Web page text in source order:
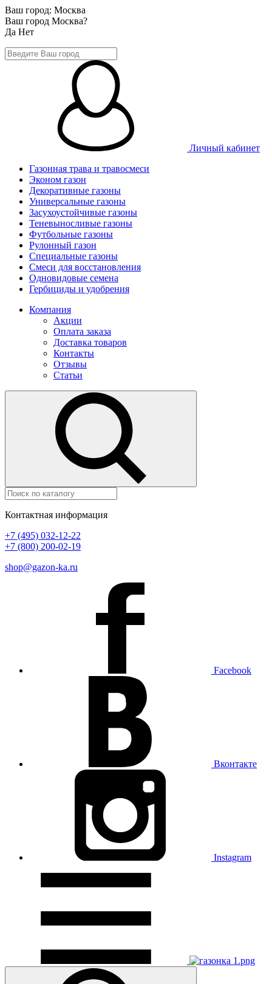
Ваш город: Москва
Ваш город Москва?
Да Нет
Личный кабинет
Газонная трава и травосмеси
Эконом газон
Декоративные газоны
Универсальные газоны
Засухоустойчивые газоны
Теневыносливые газоны
Футбольные газоны
Рулонный газон
Специальные газоны
Смеси для восстановления
Одновидовые семена
Гербициды и удобрения
Компания
Акции
Оплата заказа
Доставка товаров
Контакты
Отзывы
Статьи
Контактная информация
+7 (495) 032-12-22
+7 (800) 200-02-19
shop@gazon-ka.ru
Facebook
Вконтакте
Instagram